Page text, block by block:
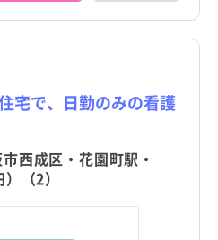
宅で、日勤のみの看護
西成区・花園町駅・
（2）